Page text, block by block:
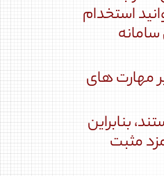
استخدام
مهارت های
بنابراین
مثبت